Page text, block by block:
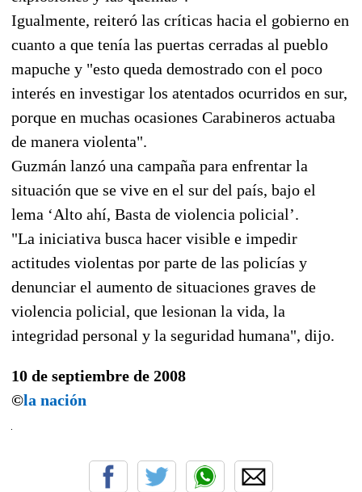
Igualmente, reiteró las críticas hacia el gobierno en
cuanto a que tenía las puertas cerradas al pueblo
mapuche y "esto queda demostrado con el poco
interés en investigar los atentados ocurridos en sur,
porque en muchas ocasiones Carabineros actuaba
de manera violenta".
Guzmán lanzó una campaña para enfrentar la
situación que se vive en el sur del país, bajo el
lema ‘Alto ahí, Basta de violencia policial’.
"La iniciativa busca hacer visible e impedir
actitudes violentas por parte de las policías y
denunciar el aumento de situaciones graves de
violencia policial, que lesionan la vida, la
integridad personal y la seguridad humana", dijo.
10 de septiembre de 2008
©la nación